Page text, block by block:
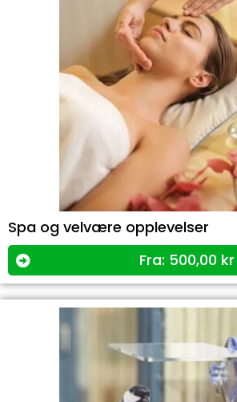
Spa og velvære opplevelser
Fra: 500,00 kr